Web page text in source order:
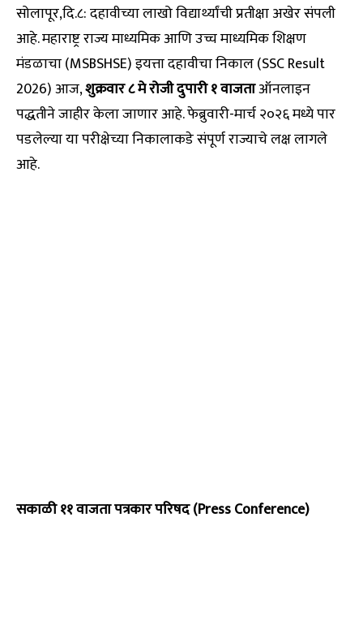
सोलापूर,दि.८: दहावीच्या लाखो विद्यार्थ्यांची प्रतीक्षा अखेर संपली
आहे. महाराष्ट्र राज्य माध्यमिक आणि उच्च माध्यमिक शिक्षण
मंडळाचा (MSBSHSE) इयत्ता दहावीचा निकाल (SSC Result
2026) आज,शुक्रवार ८ मे रोजी दुपारी १ वाजताऑनलाइन
पद्धतीने जाहीर केला जाणार आहे. फेब्रुवारी-मार्च २०२६ मध्ये पार
पडलेल्या या परीक्षेच्या निकालाकडे संपूर्ण राज्याचे लक्ष लागले
आहे.
सकाळी ११ वाजता पत्रकार परिषद (Press Conference)